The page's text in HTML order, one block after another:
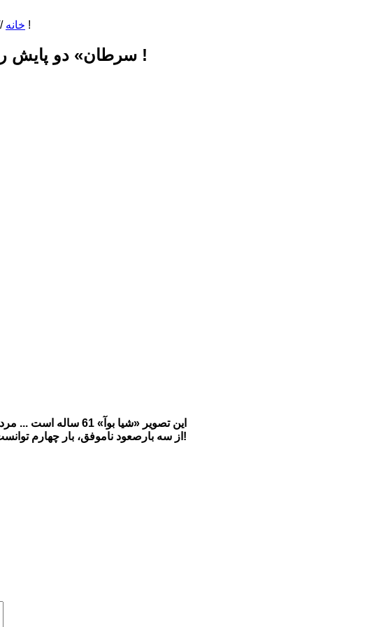
خانه «سرطان» دو پایش را گرفت . . . اما نتوانست «اورست» را هم از او بگیرد !
«سرطان» دو پایش را گرفت . . . اما نتوانست «اورست» را هم از او بگیرد !
این تصویر «شیا
از سه بارصعود ناموفق، بار چهارم توانست با پاهای مصنوعی بلندترین قله جهان (اورست) را صعود کند!